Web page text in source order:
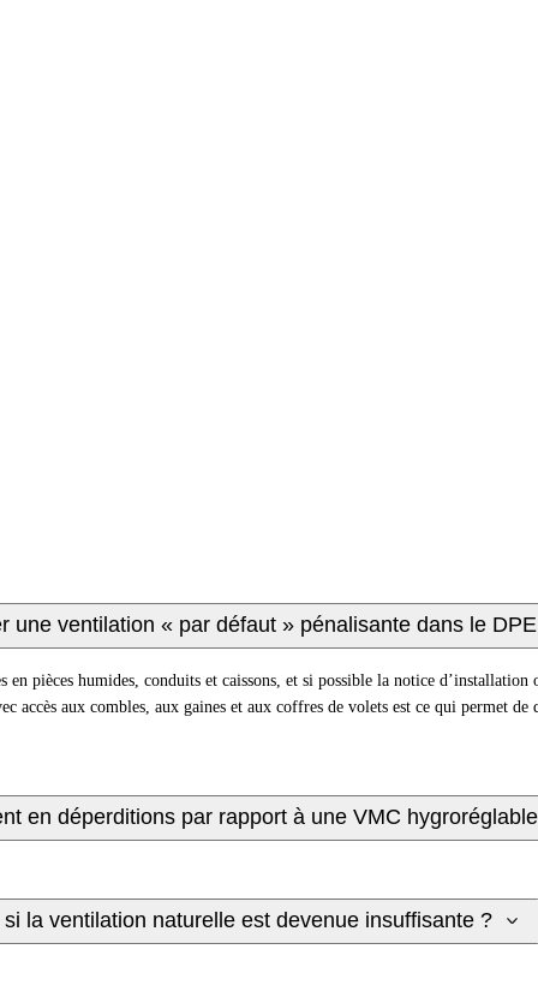
ventilation « par défaut » pénalisante dans le
en pièces humides, conduits et caissons, et si possible la notice
accès aux combles, aux gaines et aux coffres de volets est ce qui permet
en déperditions par rapport à une VMC
la ventilation naturelle est devenue insuffisante ?